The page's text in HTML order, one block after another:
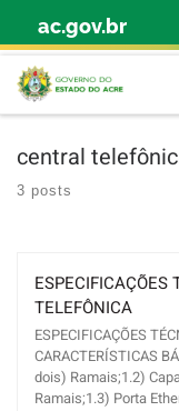
Skip to content
ac.gov.br
central
3 posts
TELEFÔNICA
ESPECIFICAÇÕES
CARACTERÍSTICAS
dois) Ramais;1.2)
Ramais;1.3) Porta